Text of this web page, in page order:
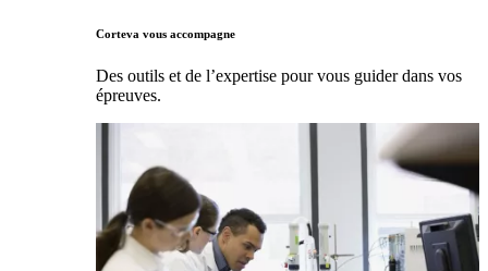
Corteva vous accompagne
Des outils et de l’expertise pour vous guider dans vos
épreuves.